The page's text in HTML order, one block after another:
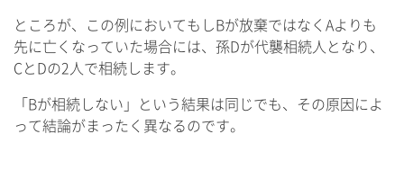
ところが、この例においてもしBが放棄ではなくAよりも
先に亡くなっていた場合には、孫Dが代襲相続人となり、
CとDの2人で相続します。
「Bが相続しない」という結果は同じでも、その原因によ
って結論がまったく異なるのです。